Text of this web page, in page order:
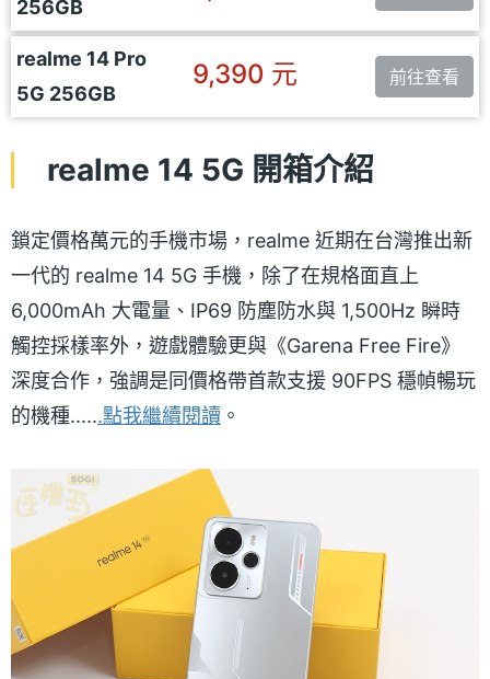
256GB
realme 14 Pro
5G 256GB
9,390 元 前往查看
realme 14 5G 開箱介紹
鎖定價格萬元的手機市場，realme 近期在台灣推出新
一代的 realme 14 5G 手機，除了在規格面直上
6,000mAh 大電量、IP69 防塵防水與 1,500Hz 瞬時
觸控採樣率外，遊戲體驗更與《Garena Free Fire》
深度合作，強調是同價格帶首款支援 90FPS 穩幀暢玩
的機種......點我繼續閱讀 。